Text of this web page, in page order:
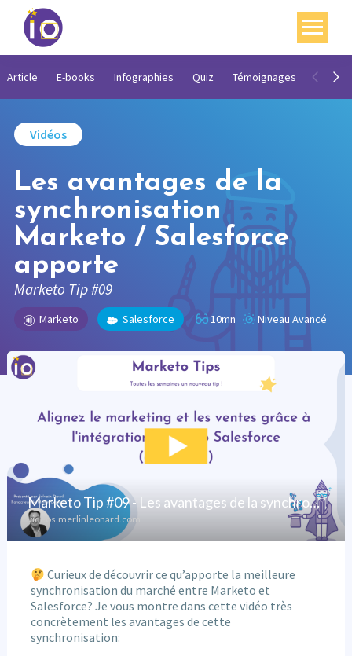
Vos enjeux
Académie
Ressources
Agenda
Contact
Mon compte
English
Article E-books Infographies Quiz Témoignages Vidéos
Vidéos
Les avantages de la
synchronisation
Marketo / Salesforce
apporte
Marketo Tip #09
Marketo Salesforce 10mn Niveau Avancé
Curieux de découvrir ce qu’apporte la meilleure
synchronisation du marché entre Marketo et
Salesforce? Je vous montre dans cette vidéo très
concrètement les avantages de cette
synchronisation: